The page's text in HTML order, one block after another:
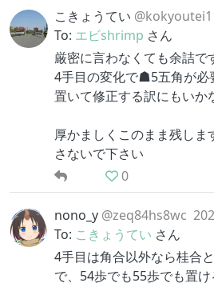
こきょうてい
To: エビshrimp さん
厳密に言わなくても余詰
4手目の変化で☗5五角が必
置いて修正する訳にもいか
厚かましくこのまま残しま
さないで下さい
0
nono_y @zeq84hs8wc
To: こきょうてい さん
4手目は角合以外なら桂合
で、54歩でも55歩でも置け